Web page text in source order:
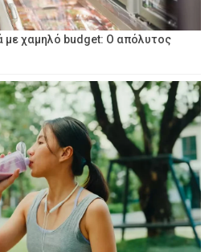
με χαμηλό budget: Ο απόλυτος